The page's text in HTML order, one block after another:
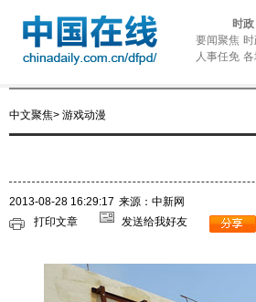
时政
要闻聚焦
人事任免 各
中文聚焦> 游戏动漫
2013-08-28 16:29:17 来源：中新网
打印文章
发送给我好友